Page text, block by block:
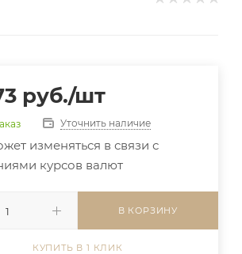
руб./шт
Уточнить наличие
изменяться в связи с
курсов валют
В КОРЗИНУ
КУПИТЬ В 1 КЛИК